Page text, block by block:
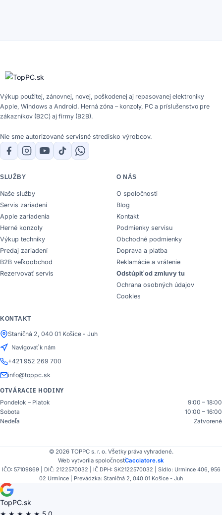
Výkup použitej, zánovnej, novej, poškodenej aj repasovanej elektroniky
Apple, Windows a Android. Herná zóna – konzoly, PC a príslušenstvo pre
zákazníkov (B2C) aj firmy (B2B).
Nie sme autorizované servisné stredisko výrobcov.
SLUŽBY
Naše služby
Servis zariadení
Apple zariadenia
Herné konzoly
Výkup techniky
Predaj zariadení
B2B veľkoobchod
Rezervovať servis
O NÁS
O spoločnosti
Blog
Kontakt
Podmienky servisu
Obchodné podmienky
Doprava a platba
Reklamácie a vrátenie
Odstúpiť od zmluvy tu
Ochrana osobných údajov
Cookies
KONTAKT
Staničná 2, 040 01 Košice - Juh
Navigovať k nám
+421 952 269 700
info@toppc.sk
OTVÁRACIE HODINY
Pondelok – Piatok
9:00 – 18:00
Sobota
10:00 – 16:00
Nedeľa
Zatvorené
© 2026 TOPPC s. r. o. Všetky práva vyhradené.
Web vytvorila spoločnosťCacciatore.sk
IČO: 57109869 | DIČ: 2122570032 | IČ DPH: SK2122570032 | Sídlo: Urmince 406, 956
02 Urmince | Prevádzka: Staničná 2, 040 01 Košice - Juh
TopPC.sk